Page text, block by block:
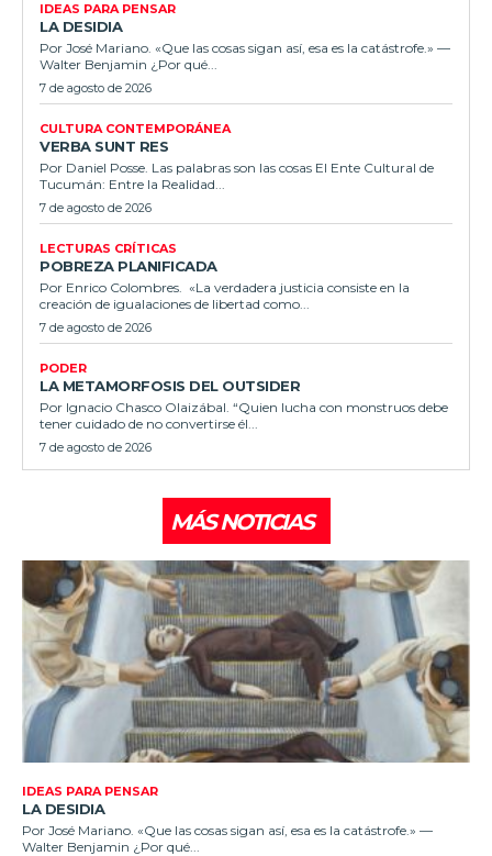
IDEAS PARA PENSAR
LA DESIDIA
Por José Mariano. «Que las cosas sigan así, esa es la catástrofe.» —
Walter Benjamin ¿Por qué...
7 de agosto de 2026
CULTURA CONTEMPORÁNEA
VERBA SUNT RES
Por Daniel Posse. Las palabras son las cosas El Ente Cultural de
Tucumán: Entre la Realidad...
7 de agosto de 2026
LECTURAS CRÍTICAS
POBREZA PLANIFICADA
Por Enrico Colombres. «La verdadera justicia consiste en la
creación de igualaciones de libertad como...
7 de agosto de 2026
PODER
LA METAMORFOSIS DEL OUTSIDER
Por Ignacio Chasco Olaizábal. “Quien lucha con monstruos debe
tener cuidado de no convertirse él...
7 de agosto de 2026
MÁS NOTICIAS
IDEAS PARA PENSAR
LA DESIDIA
Por José Mariano. «Que las cosas sigan así, esa es la catástrofe.» —
Walter Benjamin ¿Por qué...